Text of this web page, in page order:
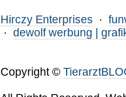
Hirczy Enterprises ·
· dewolf werbung |
Copyright ©